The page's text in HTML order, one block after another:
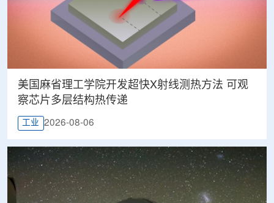
美国麻省理工学院开发超快X射线测热方法 可观
察芯片多层结构热传递
工业 2026-08-06